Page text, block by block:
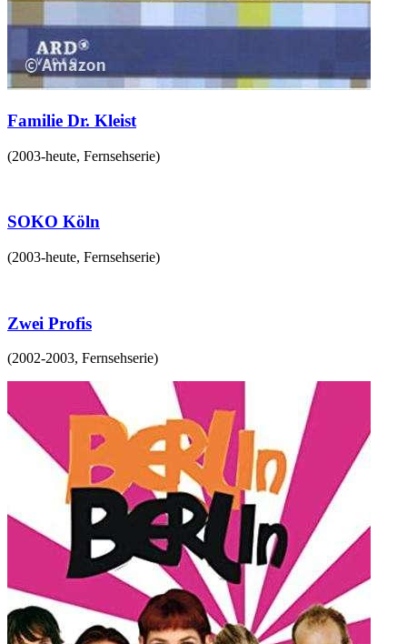
Familie Dr. Kleist
(2003-heute, Fernsehserie)
SOKO Köln
(2003-heute, Fernsehserie)
Zwei Profis
(2002-2003, Fernsehserie)